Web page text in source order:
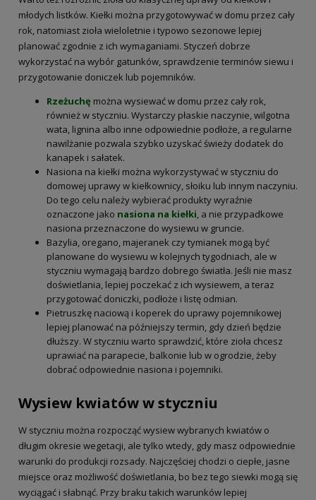
młodych listków. Kiełki można przygotowywać w domu przez cały
rok, natomiast zioła wieloletnie i typowo sezonowe lepiej
planować zgodnie z ich wymaganiami. Styczeń dobrze
wykorzystać na wybór gatunków, sprawdzenie terminów siewu i
przygotowanie doniczek lub pojemników.
Rzeżuchę można wysiewać w domu przez cały rok,
również w styczniu. Wystarczy płaskie naczynie, wilgotna
wata, lignina albo inne odpowiednie podłoże, a regularne
nawilżanie pozwala szybko uzyskać świeży dodatek do
kanapek i sałatek.
Nasiona na kiełki można wykorzystywać w styczniu do
domowej uprawy w kiełkownicy, słoiku lub innym naczyniu.
Do tego celu należy wybierać produkty wyraźnie
oznaczone jako nasiona na kiełki, a nie przypadkowe
nasiona przeznaczone do wysiewu w gruncie.
Bazylia, oregano, majeranek czy tymianek mogą być
planowane do wysiewu w kolejnych tygodniach, ale w
styczniu wymagają bardzo dobrego światła. Jeśli nie masz
doświetlania, lepiej poczekać z ich wysiewem, a teraz
przygotować doniczki, podłoże i listę odmian.
Pietruszkę naciową i koperek do uprawy pojemnikowej
lepiej planować na późniejszy termin, gdy dzień będzie
dłuższy. W styczniu warto sprawdzić, które zioła chcesz
uprawiać na parapecie, balkonie lub w ogrodzie, żeby
dobrać odpowiednie nasiona i pojemniki.
Wysiew kwiatów w styczniu
W styczniu można rozpocząć wysiew wybranych kwiatów o
długim okresie wegetacji, ale tylko wtedy, gdy masz odpowiednie
warunki do produkcji rozsady. Najczęściej chodzi o ciepłe, jasne
miejsce oraz możliwość doświetlania, bo bez tego siewki mogą się
wyciągać i słabnąć. Przy braku takich warunków lepiej